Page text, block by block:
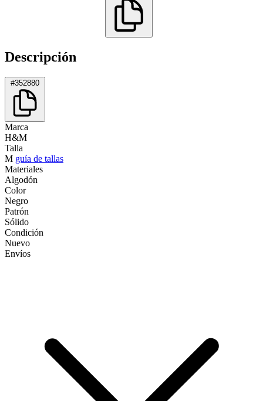
Descripción
#352880
Marca
H&M
Talla
M guía de tallas
Materiales
Algodón
Color
Negro
Patrón
Sólido
Condición
Nuevo
Envíos